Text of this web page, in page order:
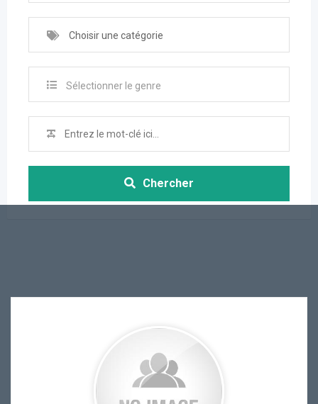
Choisir une catégorie
Sélectionner le genre
Chercher